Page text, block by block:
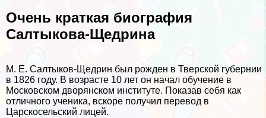
Очень краткая биография
Салтыкова-Щедрина
М. Е. Салтыков-Щедрин был рожден в Тверской губернии
в 1826 году. В возрасте 10 лет он начал обучение в
Московском дворянском институте. Показав себя как
отличного ученика, вскоре получил перевод в
Царскосельский лицей.